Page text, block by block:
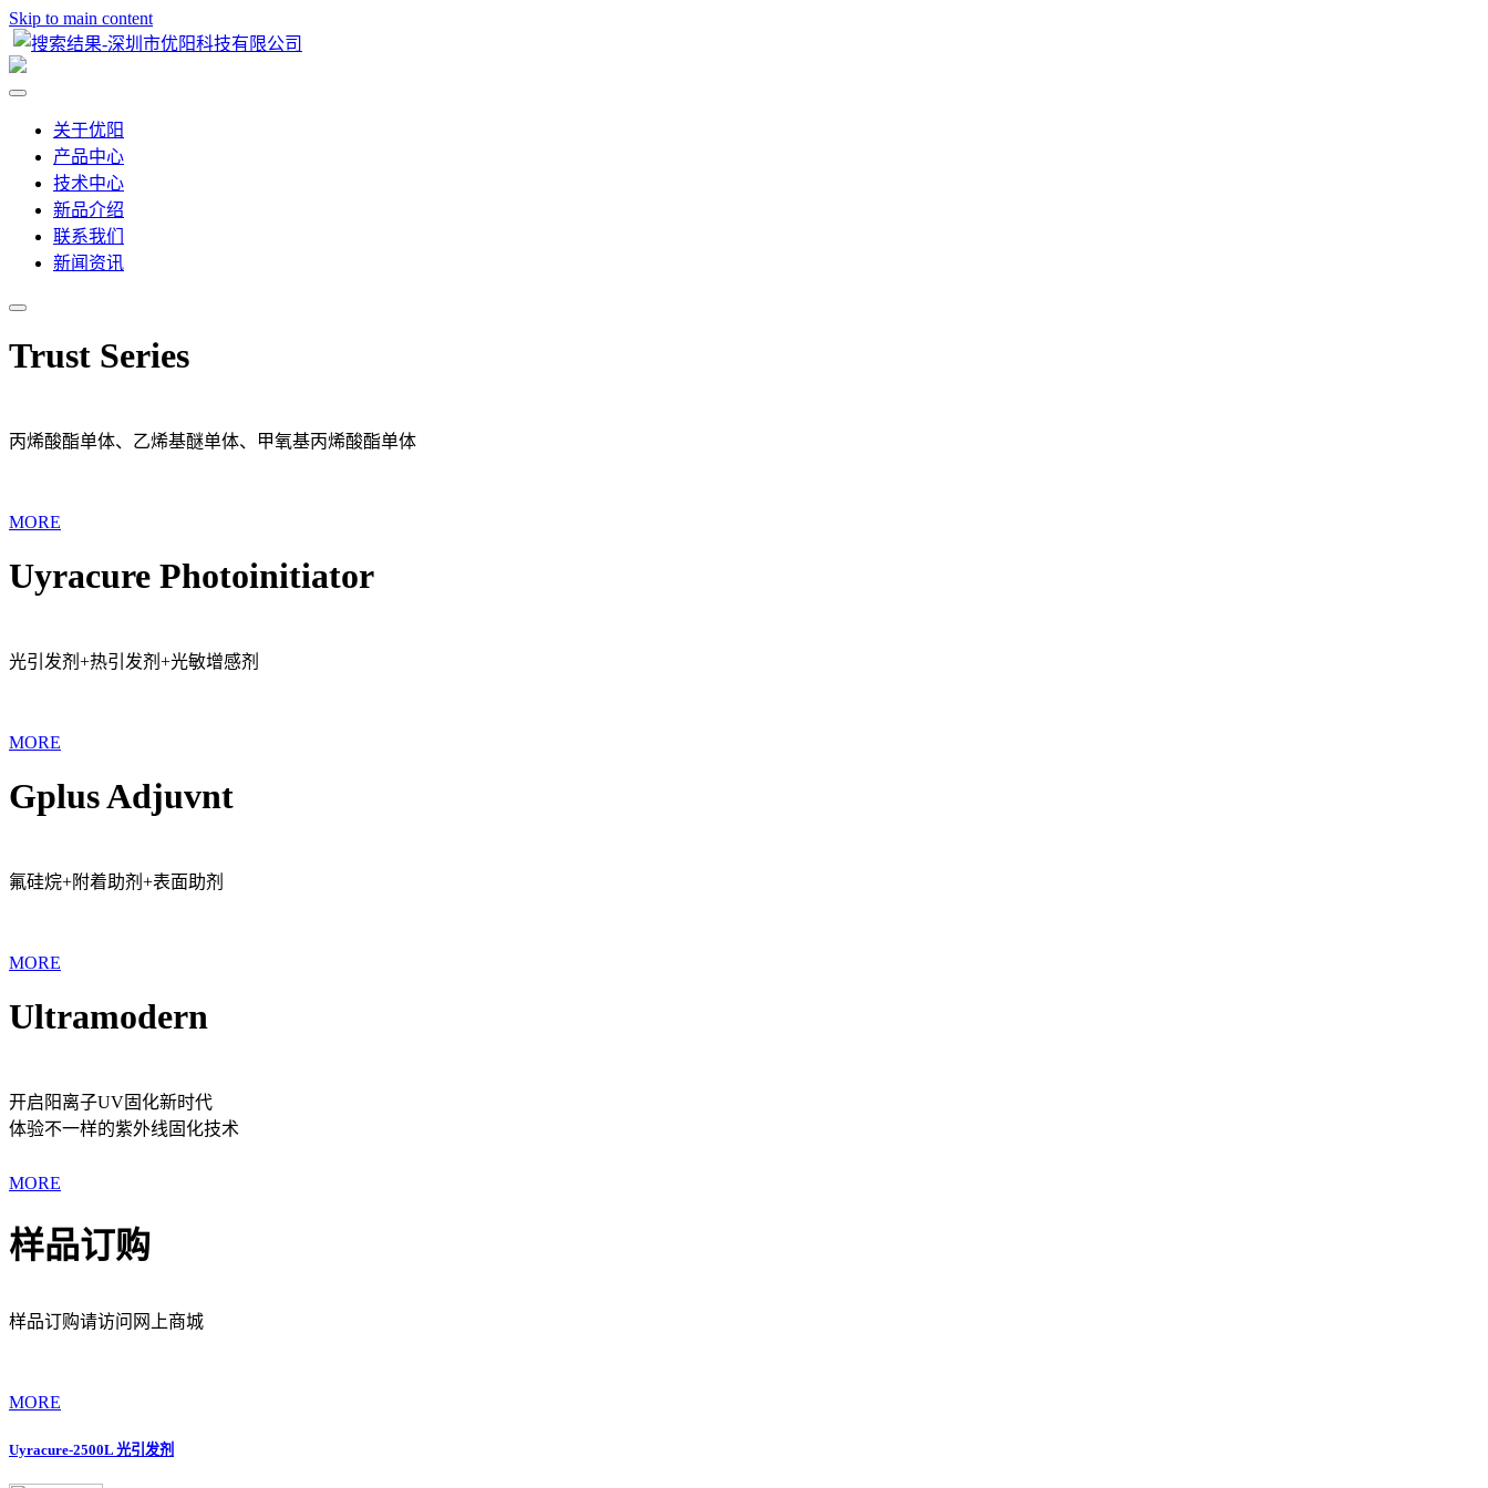
Skip to main content
关于优阳
产品中心
技术中心
新品介绍
联系我们
新闻资讯
Trust Series
丙烯酸酯单体、乙烯基醚单体、甲氧基丙烯酸酯单体
MORE
Uyracure Photoinitiator
光引发剂+热引发剂+光敏增感剂
MORE
Gplus Adjuvnt
氟硅烷+附着助剂+表面助剂
MORE
Ultramodern
开启阳离子UV固化新时代
体验不一样的紫外线固化技术
MORE
样品订购
样品订购请访问网上商城
MORE
Uyracure-2500L 光引发剂